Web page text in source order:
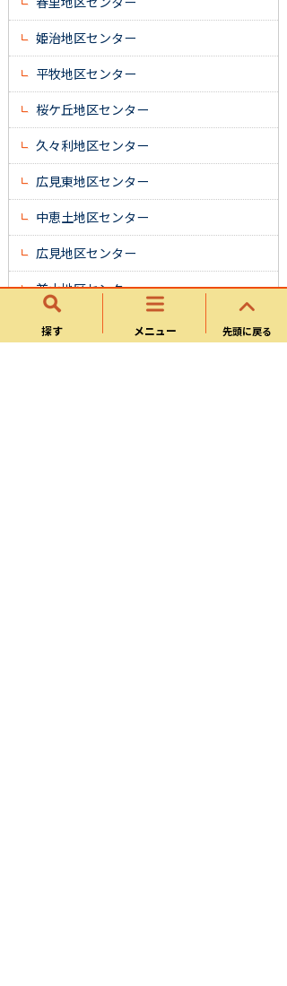
探す メニュー 先頭に戻る
姫治地区センター
平牧地区センター
桜ケ丘地区センター
久々利地区センター
広見東地区センター
中恵土地区センター
広見地区センター
兼山地区センター